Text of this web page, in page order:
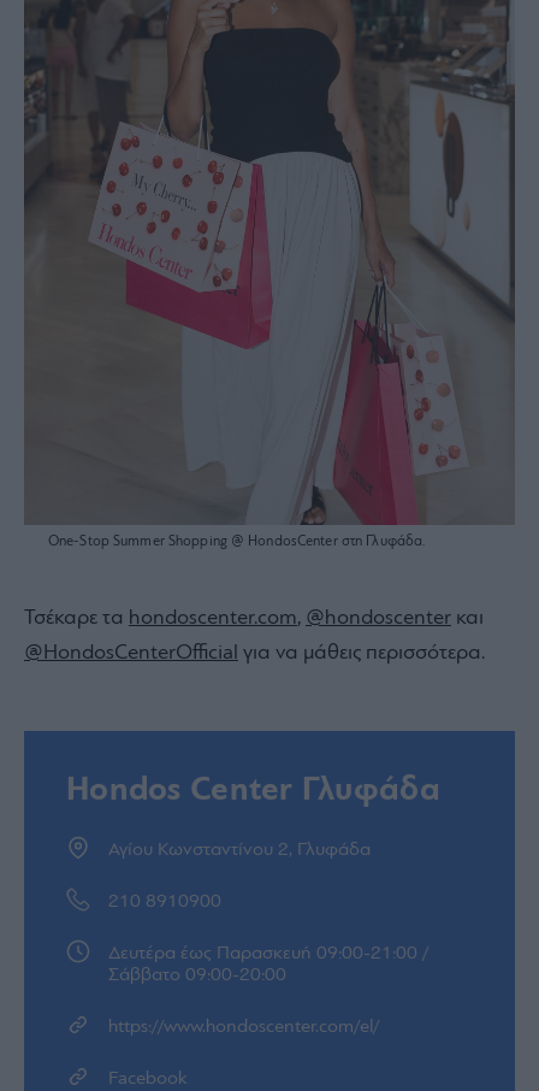
One-Stop Summer Shopping @ HondosCenter στη Γλυφάδα.
Τσέκαρε τα hondoscenter.com, @hondoscenter και
@ΗondosCenterOfficial για να μάθεις περισσότερα.
Hondos Center Γλυφάδα
Αγίου Κωνσταντίνου 2, Γλυφάδα
210 8910900
Δευτέρα έως Παρασκευή 09:00-21:00 /
Σάββατο 09:00-20:00
https://www.hondoscenter.com/el/
Facebook